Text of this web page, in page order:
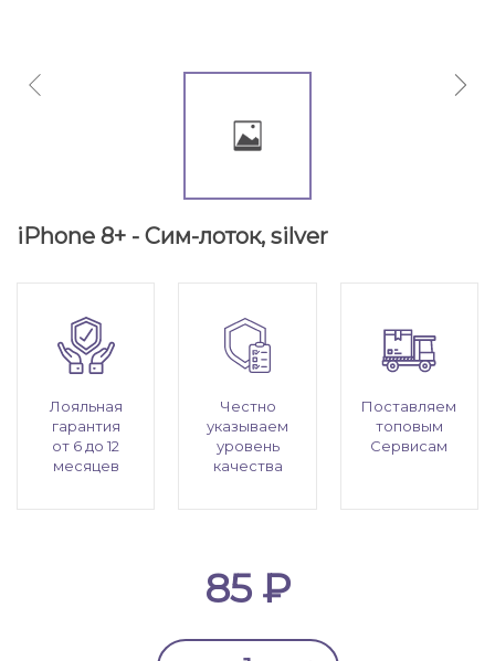
iPhone 8+ - Сим-лоток, silver
Лояльная
гарантия
от 6 до 12
месяцев
Честно
указываем
уровень
качества
Поставляем
топовым
Сервисам
85 ₽